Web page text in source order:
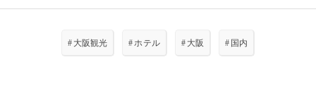
# 大阪観光 # ホテル # 大阪 # 国内